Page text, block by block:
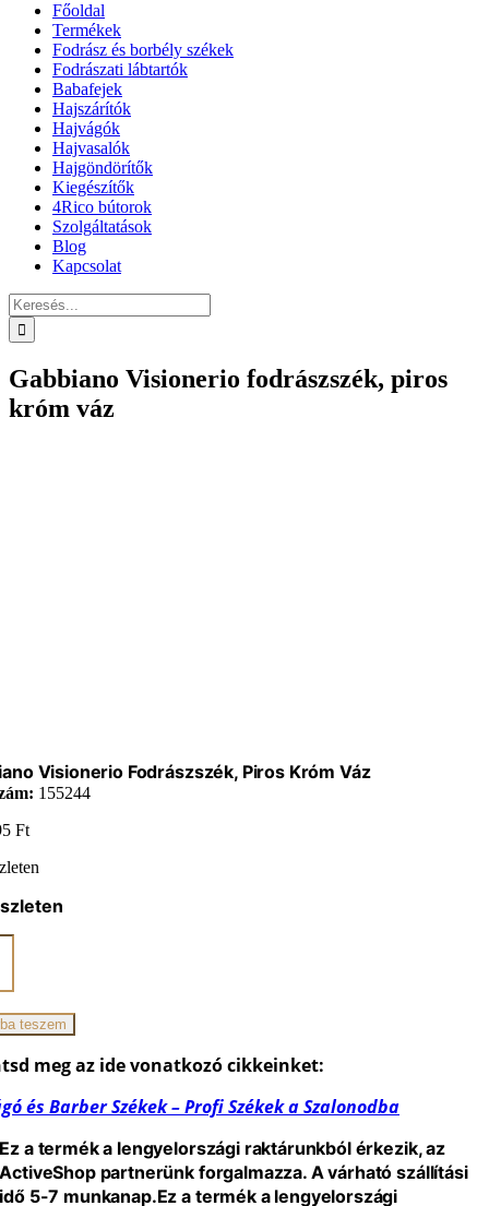
Főoldal
Termékek
Fodrász és borbély székek
Fodrászati lábtartók
Babafejek
Hajszárítók
Hajvágók
Hajvasalók
Hajgöndörítők
Kiegészítők
4Rico bútorok
Szolgáltatások
Blog
Kapcsolat
Keresés...
Gabbiano Visionerio fodrászszék, piros
króm váz
Visionerio Fodrászszék, Piros Króm Váz
155244
Ft
teszem
meg az ide vonatkozó cikkeinket:
és Barber Székek – Profi Székek a Szalonodba
Ez a termék a lengyelországi raktárunkból érkezik, az
ActiveShop partnerünk forgalmazza. A várható szállítási
idő 5-7 munkanap.Ez a termék a lengyelországi